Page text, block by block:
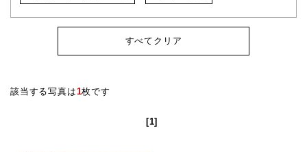
すべてクリア
該当する写真は1枚です
[1]